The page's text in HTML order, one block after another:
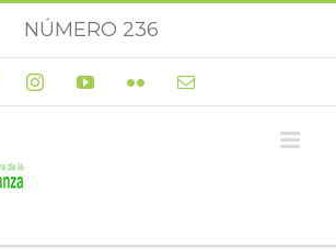
NÚMERO 236
FacebookInstagramYouTubeFlickr Correo